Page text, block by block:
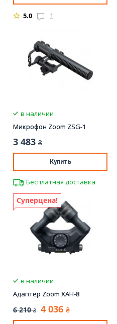
5.0 1
в наличии
Микрофон Zoom ZSG-1
3 483 ₴
Купить
Бесплатная доставка
Суперцена!
в наличии
Адаптер Zoom XAH-8
6 210 ₴ 4 036 ₴